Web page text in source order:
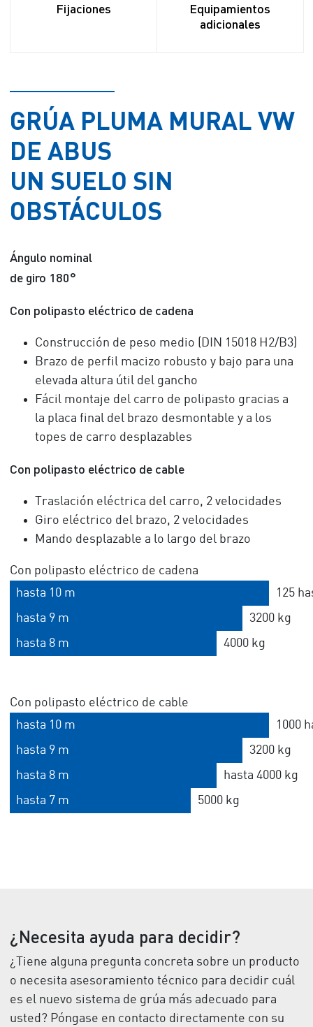
Fijaciones
Equipamientos
adicionales
GRÚA PLUMA MURAL VW
DE ABUS
UN SUELO SIN
OBSTÁCULOS
Ángulo nominal
de giro 180°
Con polipasto eléctrico de cadena
Construcción de peso medio (DIN 15018 H2/B3)
Brazo de perfil macizo robusto y bajo para una
elevada altura útil del gancho
Fácil montaje del carro de polipasto gracias a
la placa final del brazo desmontable y a los
topes de carro desplazables
Con polipasto eléctrico de cable
Traslación eléctrica del carro, 2 velocidades
Giro eléctrico del brazo, 2 velocidades
Mando desplazable a lo largo del brazo
Con polipasto eléctrico de cadena
hasta 10 m
125
hasta 9 m
3200 kg
hasta 8 m
4000 kg
Con polipasto eléctrico de cable
hasta 10 m
1000
hasta 9 m
3200 kg
hasta 8 m
hasta 4000 kg
hasta 7 m
5000 kg
¿Necesita ayuda para decidir?
¿Tiene alguna pregunta concreta sobre un producto
o necesita asesoramiento técnico para decidir cuál
es el nuevo sistema de grúa más adecuado para
usted? Póngase en contacto directamente con su